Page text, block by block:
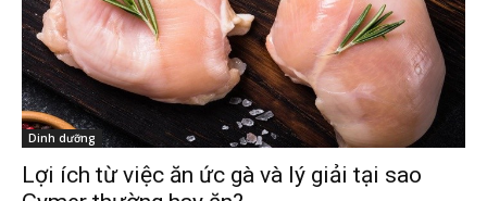
Dinh dưỡng
Lợi ích từ việc ăn ức gà và lý giải tại sao